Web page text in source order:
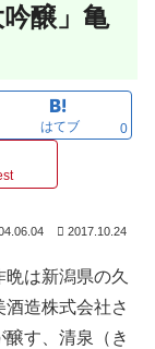
醸」亀
はてブ 0
2017.10.24
は新潟県の久
酒造株式会社さ
醸す、清泉（き